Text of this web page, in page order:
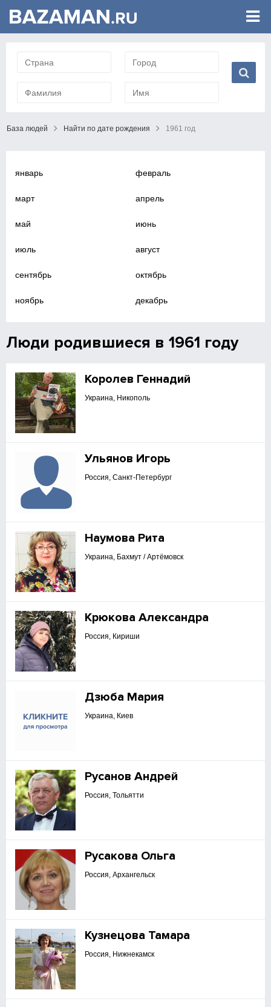
База людей Найти по дате рождения 1961 год
январь февраль
март апрель
май июнь
июль август
сентябрь октябрь
ноябрь декабрь
Люди родившиеся в 1961 году
Королев Геннадий
Украина, Никополь
Ульянов Игорь
Россия, Санкт-Петербург
Наумова Рита
Украина, Бахмут / Артёмовск
Крюкова Александра
Россия, Кириши
Дзюба Мария
Украина, Киев
Русанов Андрей
Россия, Тольятти
Русакова Ольга
Россия, Архангельск
Кузнецова Тамара
Россия, Нижнекамск